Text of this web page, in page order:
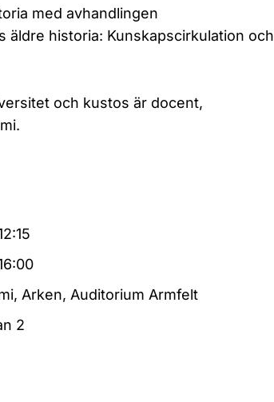
med avhandlingen
historia: Kunskapscirkulation och
och kustos är docent,
Arken, Auditorium Armfelt
2